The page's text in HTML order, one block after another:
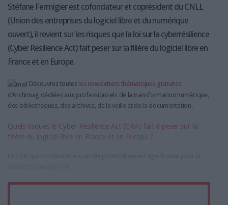
Stéfane Fermigier est cofondateur et coprésident du CNLL
(Union des entreprises du logiciel libre et du numérique
ouvert), il revient sur les risques que la loi sur la cyberrésilience
(Cyber Resilience Act) fait peser sur la filière du logiciel libre en
France et en Europe.
Découvrez toutes les newsletters thématiques gratuites
d'Archimag dédiées aux professionnels de la transformation numérique,
des bibliothèques, des archives, de la veille et de la documentation.
Quels risques le Cyber Resilience Act (CRA) fait-il peser sur la
filière du logiciel libre en France et en Europe ?